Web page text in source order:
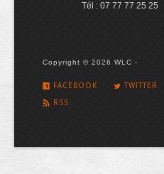
Tél : 07 77 77 25 25
Copyright © 2026 WLC -
FACEBOOK TWITTER
RSS